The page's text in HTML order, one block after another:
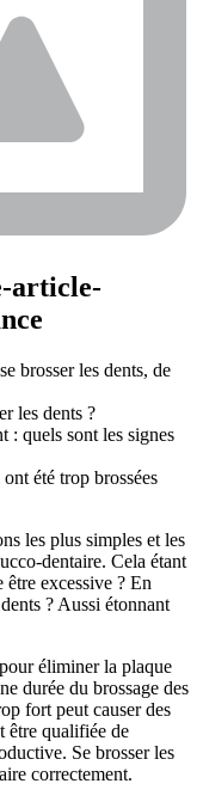
article-
brosser les dents, de
les dents ?
: quels sont les signes
été trop brossées
les plus simples et les
dentaire. Cela étant
être excessive ? En
? Aussi étonnant
éliminer la plaque
durée du brossage des
fort peut causer des
être qualifiée de
Se brosser les
correctement.